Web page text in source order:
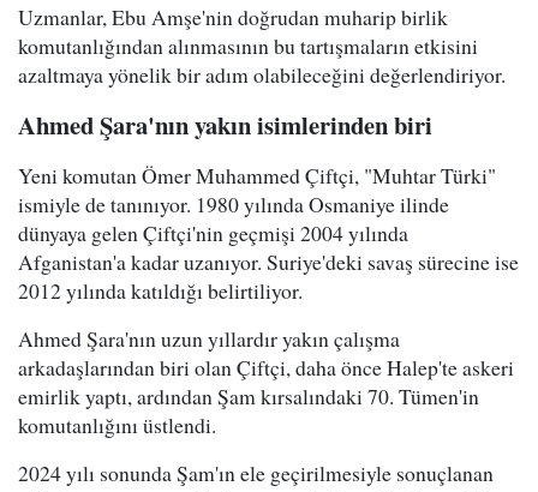
Uzmanlar, Ebu Amşe'nin doğrudan muharip birlik
komutanlığından alınmasının bu tartışmaların etkisini
azaltmaya yönelik bir adım olabileceğini değerlendiriyor.
Ahmed Şara'nın yakın isimlerinden biri
Yeni komutan Ömer Muhammed Çiftçi, "Muhtar Türki"
ismiyle de tanınıyor. 1980 yılında Osmaniye ilinde
dünyaya gelen Çiftçi'nin geçmişi 2004 yılında
Afganistan'a kadar uzanıyor. Suriye'deki savaş sürecine ise
2012 yılında katıldığı belirtiliyor.
Ahmed Şara'nın uzun yıllardır yakın çalışma
arkadaşlarından biri olan Çiftçi, daha önce Halep'te askeri
emirlik yaptı, ardından Şam kırsalındaki 70. Tümen'in
komutanlığını üstlendi.
2024 yılı sonunda Şam'ın ele geçirilmesiyle sonuçlanan